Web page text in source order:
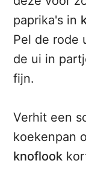
paprika's in
Pel de rode
de ui in
fijn.
Verhit een
koekenpan
knoflook